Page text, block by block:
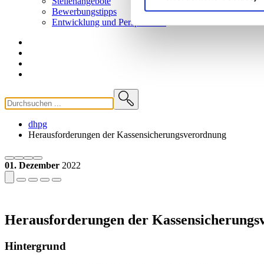
Bewerbungstipps
Entwicklung und Perspektiven
dhpg
Herausforderungen der Kassensicherungsverordnung
01. Dezember 2022
Herausforderungen der
Hintergrund